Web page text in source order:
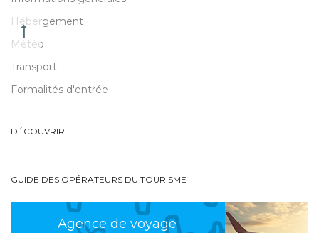
Hébergement
Météo
Transport
Formalités d'entrée
DÉCOUVRIR
GUIDE DES OPÉRATEURS DU TOURISME
Agence de voyage